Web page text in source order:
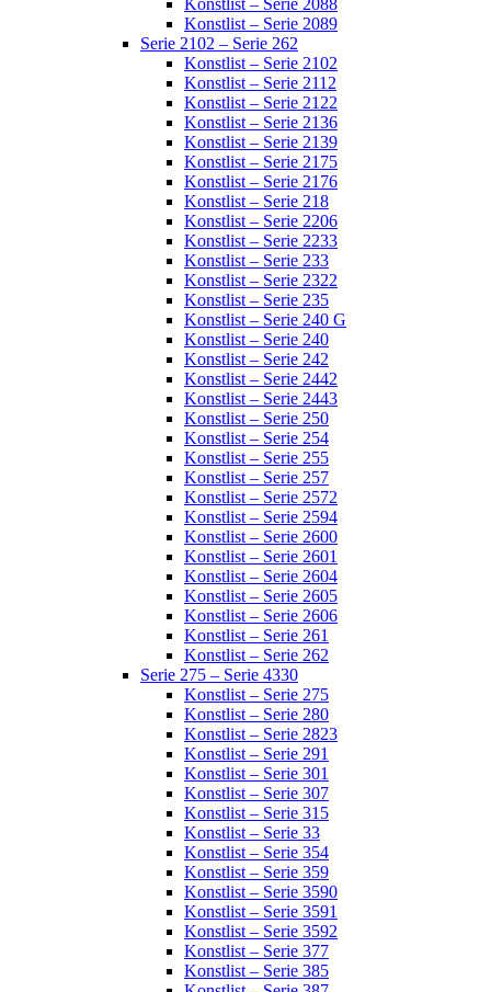
Konstlist – Serie 2088
Konstlist – Serie 2089
Serie 2102 – Serie 262
Konstlist – Serie 2102
Konstlist – Serie 2112
Konstlist – Serie 2122
Konstlist – Serie 2136
Konstlist – Serie 2139
Konstlist – Serie 2175
Konstlist – Serie 2176
Konstlist – Serie 218
Konstlist – Serie 2206
Konstlist – Serie 2233
Konstlist – Serie 233
Konstlist – Serie 2322
Konstlist – Serie 235
Konstlist – Serie 240 G
Konstlist – Serie 240
Konstlist – Serie 242
Konstlist – Serie 2442
Konstlist – Serie 2443
Konstlist – Serie 250
Konstlist – Serie 254
Konstlist – Serie 255
Konstlist – Serie 257
Konstlist – Serie 2572
Konstlist – Serie 2594
Konstlist – Serie 2600
Konstlist – Serie 2601
Konstlist – Serie 2604
Konstlist – Serie 2605
Konstlist – Serie 2606
Konstlist – Serie 261
Konstlist – Serie 262
Serie 275 – Serie 4330
Konstlist – Serie 275
Konstlist – Serie 280
Konstlist – Serie 2823
Konstlist – Serie 291
Konstlist – Serie 301
Konstlist – Serie 307
Konstlist – Serie 315
Konstlist – Serie 33
Konstlist – Serie 354
Konstlist – Serie 359
Konstlist – Serie 3590
Konstlist – Serie 3591
Konstlist – Serie 3592
Konstlist – Serie 377
Konstlist – Serie 385